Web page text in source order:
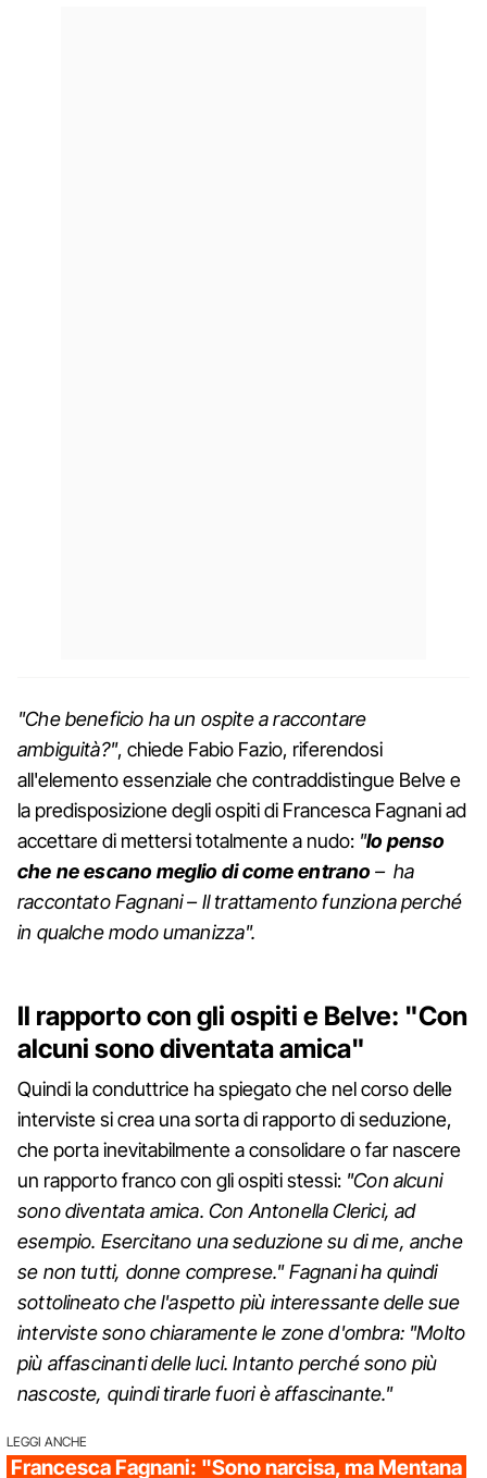
"Che beneficio ha un ospite a raccontare
ambiguità?", chiede Fabio Fazio, riferendosi
all'elemento essenziale che contraddistingue Belve e
la predisposizione degli ospiti di Francesca Fagnani ad
accettare di mettersi totalmente a nudo: "Io penso
che ne escano meglio di come entrano – ha
raccontato Fagnani – Il trattamento funziona perché
in qualche modo umanizza".
Il rapporto con gli ospiti e Belve: "Con
alcuni sono diventata amica"
Quindi la conduttrice ha spiegato che nel corso delle
interviste si crea una sorta di rapporto di seduzione,
che porta inevitabilmente a consolidare o far nascere
un rapporto franco con gli ospiti stessi: "Con alcuni
sono diventata amica. Con Antonella Clerici, ad
esempio. Esercitano una seduzione su di me, anche
se non tutti, donne comprese." Fagnani ha quindi
sottolineato che l'aspetto più interessante delle sue
interviste sono chiaramente le zone d'ombra: "Molto
più affascinanti delle luci. Intanto perché sono più
nascoste, quindi tirarle fuori è affascinante."
LEGGI ANCHE
Francesca Fagnani: "Sono narcisa, ma Mentana